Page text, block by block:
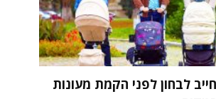
לבחון לפני הקמת מעונות